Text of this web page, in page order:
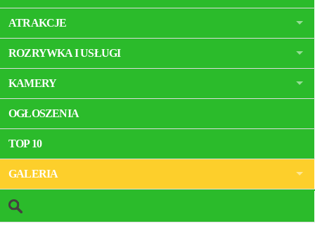
ATRAKCJE
ROZRYWKA I USŁUGI
KAMERY
OGŁOSZENIA
TOP 10
GALERIA